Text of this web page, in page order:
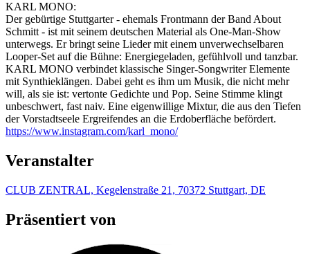
KARL MONO:
Der gebürtige Stuttgarter - ehemals Frontmann der Band About
Schmitt - ist mit seinem deutschen Material als One-Man-Show
unterwegs. Er bringt seine Lieder mit einem unverwechselbaren
Looper-Set auf die Bühne: Energiegeladen, gefühlvoll und tanzbar.
KARL MONO verbindet klassische Singer-Songwriter Elemente
mit Synthieklängen. Dabei geht es ihm um Musik, die nicht mehr
will, als sie ist: vertonte Gedichte und Pop. Seine Stimme klingt
unbeschwert, fast naiv. Eine eigenwillige Mixtur, die aus den Tiefen
der Vorstadtseele Ergreifendes an die Erdoberfläche befördert.
https://www.instagram.com/karl_mono/
Veranstalter
CLUB ZENTRAL, Kegelenstraße 21, 70372 Stuttgart, DE
Präsentiert von